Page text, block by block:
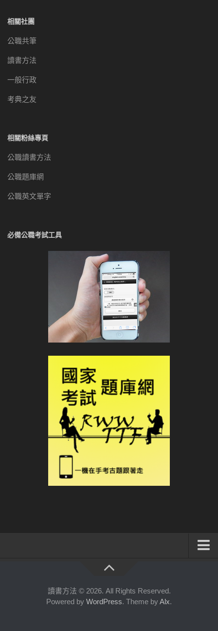
相關社團
公職共筆
讀書方法
一般行政
考典之友
相關粉絲專頁
公職讀書方法
公職題庫網
公職英文單字
必備公職考試工具
公職考試輔導計畫
公職考試上榜者軌跡
讀書方法 © 2026. All Rights Reserved.
Powered by WordPress. Theme byAlx.